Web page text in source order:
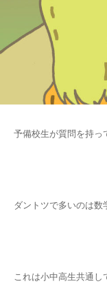
予備校生が質問を持っ
ダントツで多いのは数
これは小中高生共通し